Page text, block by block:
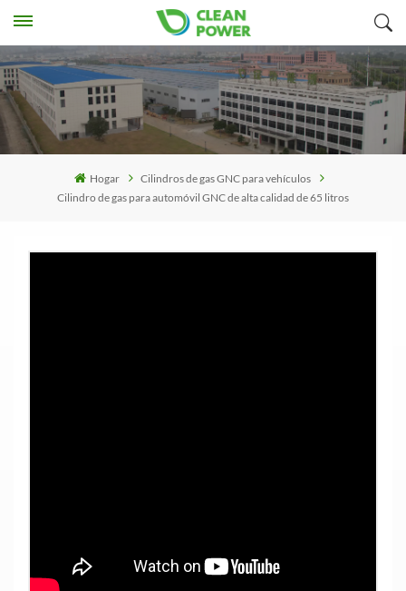
Hogar
Cilindros de gas GNC para vehículos
Cilindro de gas para automóvil GNC de alta calidad de 65 litros